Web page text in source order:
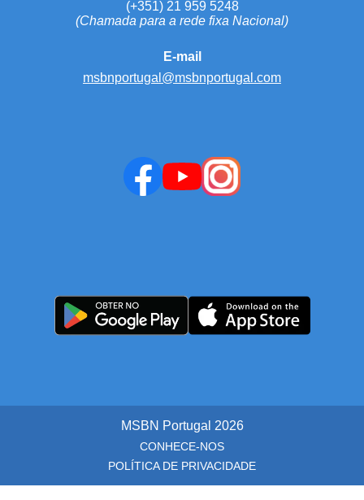
(+351) 21 959 5248
(Chamada para a rede fixa Nacional)
E-mail
msbnportugal@msbnportugal.com
MSBN Portugal 2026
CONHECE-NOS
POLÍTICA DE PRIVACIDADE